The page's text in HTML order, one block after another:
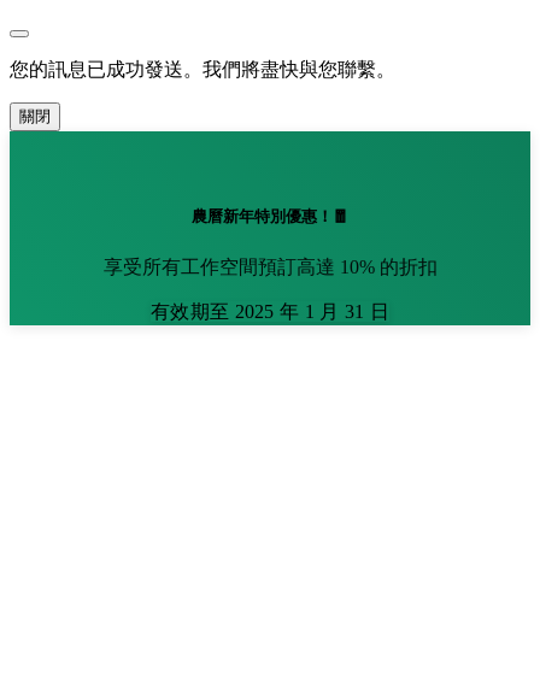
您的訊息已成功發送。我們將盡快與您聯繫。
關閉
農曆新年特別優惠！🧧
享受所有工作空間預訂高達 10% 的折扣
有效期至 2025 年 1 月 31 日